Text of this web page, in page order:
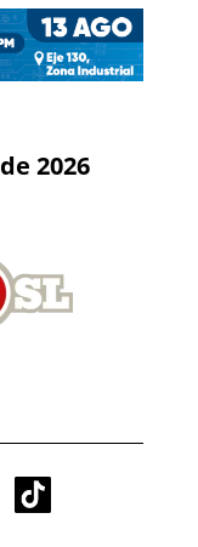
2026